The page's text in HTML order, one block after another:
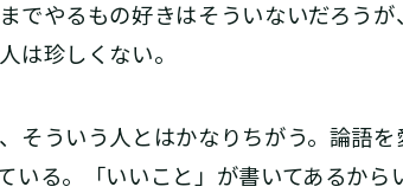
でやるもの好きはそういないだろう
は珍しくない。
そういう人とはかなりちがう。論語
いる。「いいこと」が書いてあるか